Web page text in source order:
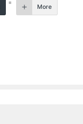
More